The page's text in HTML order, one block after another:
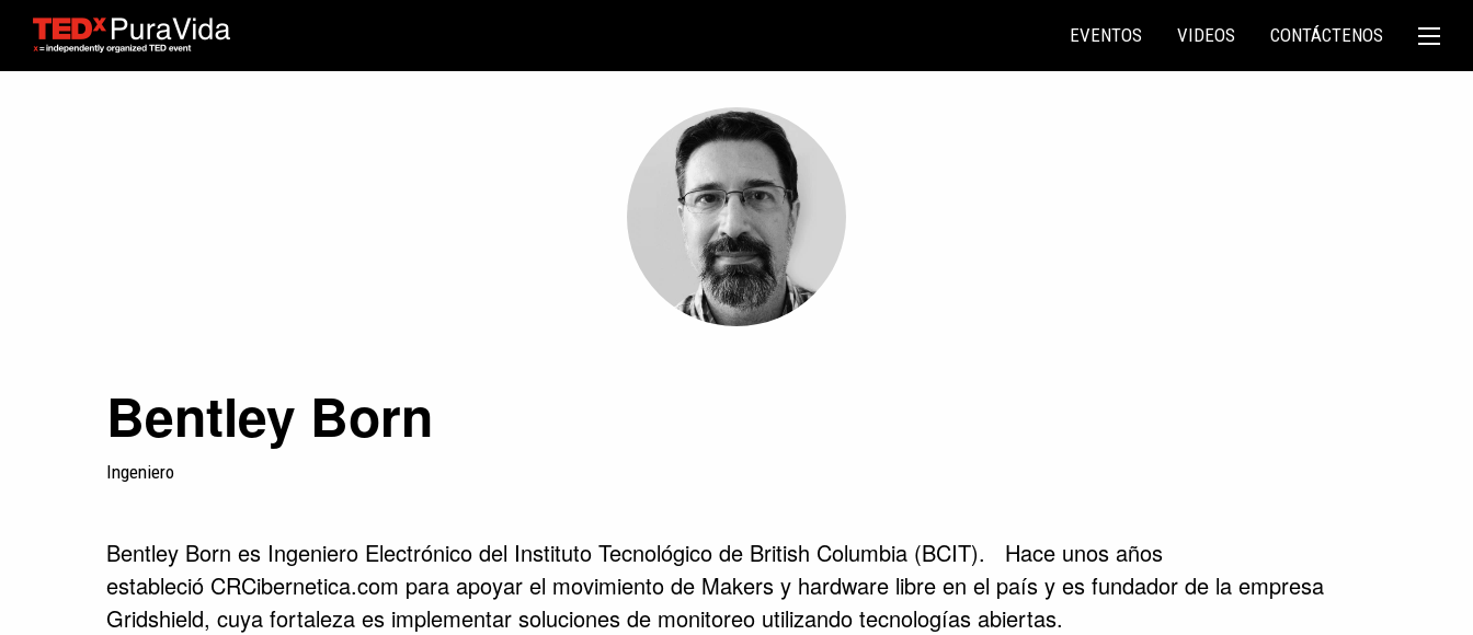
EVENTOS VIDEOS CONTÁCTENOS
Bentley Born
Ingeniero
Bentley Born es Ingeniero Electrónico del Instituto Tecnológico de British Columbia (BCIT). Hace unos años
estableció CRCibernetica.com para apoyar el movimiento de Makers y hardware libre en el país y es fundador de la empresa
Gridshield, cuya fortaleza es implementar soluciones de monitoreo utilizando tecnologías abiertas.